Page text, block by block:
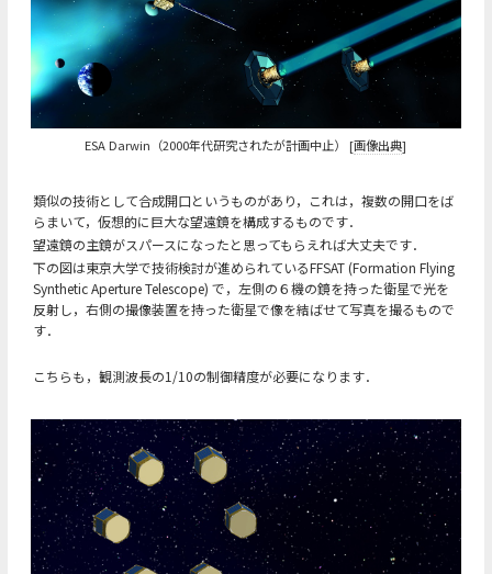
ESA Darwin（2000年代研究されたが計画中止） [画像出典]
類似の技術として合成開口というものがあり，これは，複数の開口をば
らまいて，仮想的に巨大な望遠鏡を構成するものです．
望遠鏡の主鏡がスパースになったと思ってもらえれば大丈夫です．
下の図は東京大学で技術検討が進められているFFSAT (Formation Flying
Synthetic Aperture Telescope) で，左側の６機の鏡を持った衛星で光を
反射し，右側の撮像装置を持った衛星で像を結ばせて写真を撮るもので
す．
こちらも，観測波長の1/10の制御精度が必要になります．